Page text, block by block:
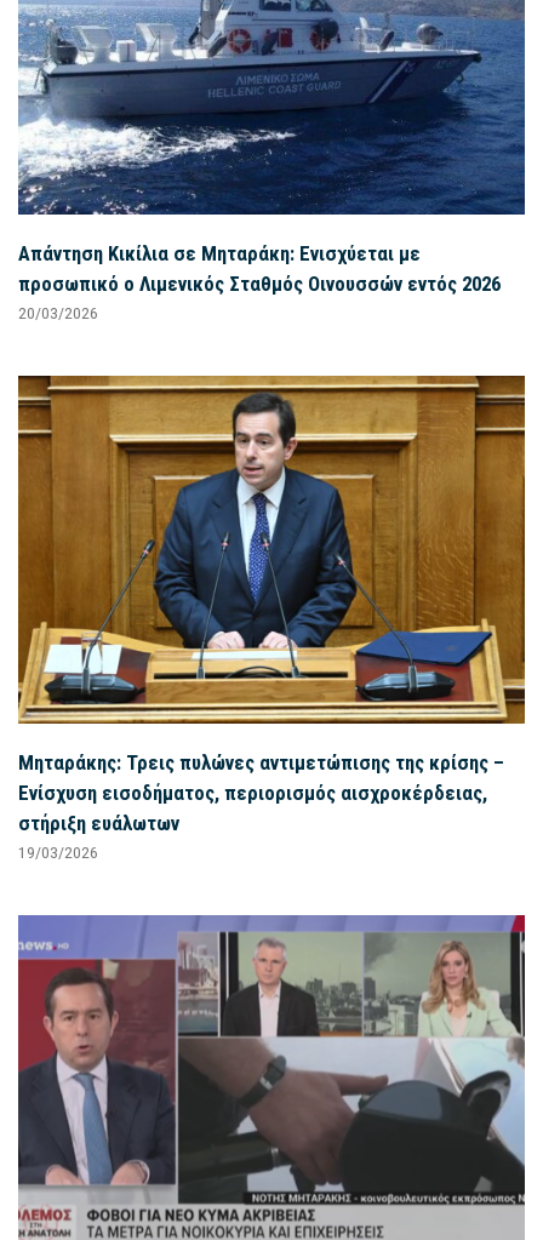
Απάντηση Κικίλια σε Μηταράκη: Ενισχύεται με
προσωπικό ο Λιμενικός Σταθμός Οινουσσών εντός 2026
20/03/2026
Μηταράκης: Τρεις πυλώνες αντιμετώπισης της κρίσης –
Ενίσχυση εισοδήματος, περιορισμός αισχροκέρδειας,
στήριξη ευάλωτων
19/03/2026